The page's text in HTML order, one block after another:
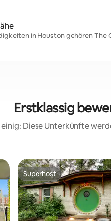
in Houston gehören The
Erstklassig
einig: Diese Unterkünfte
Superhost
Superhost